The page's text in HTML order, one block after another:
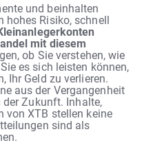
und beinhalten
hohes Risiko, schnell
mit diesem
ob Sie verstehen, wie
es sich leisten können,
Ihr Geld zu verlieren.
aus der Vergangenheit
Zukunft. Inhalte,
von XTB stellen keine
sind als